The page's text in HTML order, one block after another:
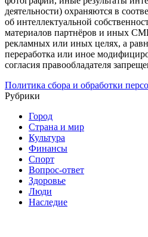
деятельности) охраняются в
об интеллектуальной
материалов партнёров и иных
рекламных или иных целях, а
переработка или иное
согласия правообладателя
Политика сбора и обработки
Рубрики
Город
Страна и мир
Культура
Финансы
Спорт
Вопрос-ответ
Здоровье
Люди
Наследие